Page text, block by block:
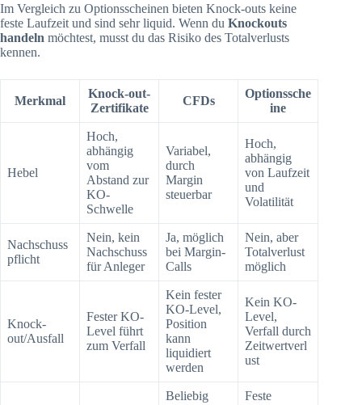
Im Vergleich zu Optionsscheinen bieten Knock-outs keine
feste Laufzeit und sind sehr liquid. Wenn du Knockouts
handeln möchtest, musst du das Risiko des Totalverlusts
kennen.
Merkmal
Knock-out-
Zertifikate
CFDs
Optionssche
ine
Hebel
Hoch,
abhängig
vom
Abstand zur
KO-
Schwelle
Variabel,
durch
Margin
steuerbar
Hoch,
abhängig
von Laufzeit
und
Volatilität
Nachschuss
pflicht
Nein, kein
Nachschuss
für Anleger
Ja, möglich
bei Margin-
Calls
Nein, aber
Totalverlust
möglich
Knock-
out/Ausfall
Fester KO-
Level führt
zum Verfall
Kein fester
KO-Level,
Position
kann
liquidiert
werden
Kein KO-
Level,
Verfall durch
Zeitwertverl
ust
Beliebig
Feste